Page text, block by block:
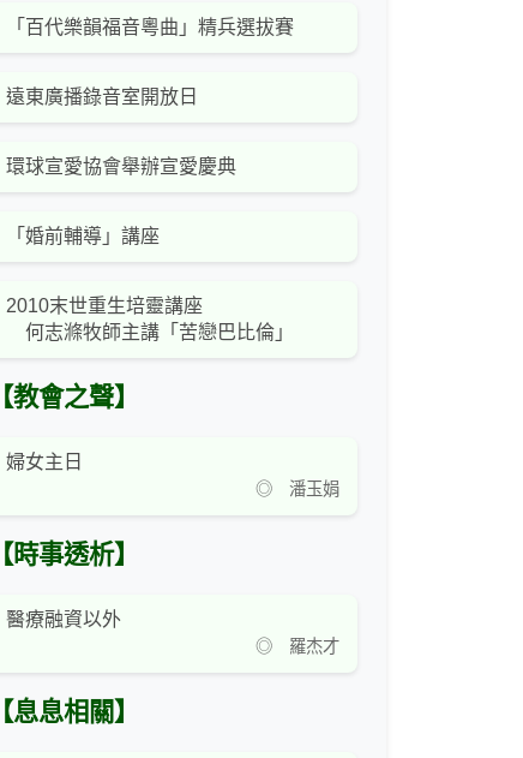
「百代樂韻福音粵曲」精兵選拔賽
遠東廣播錄音室開放日
環球宣愛協會舉辦宣愛慶典
「婚前輔導」講座
2010末世重生培靈講座
何志滌牧師主講「苦戀巴比倫」
【教會之聲】
婦女主日
◎ 潘玉娟
【時事透析】
醫療融資以外
◎ 羅杰才
【息息相關】